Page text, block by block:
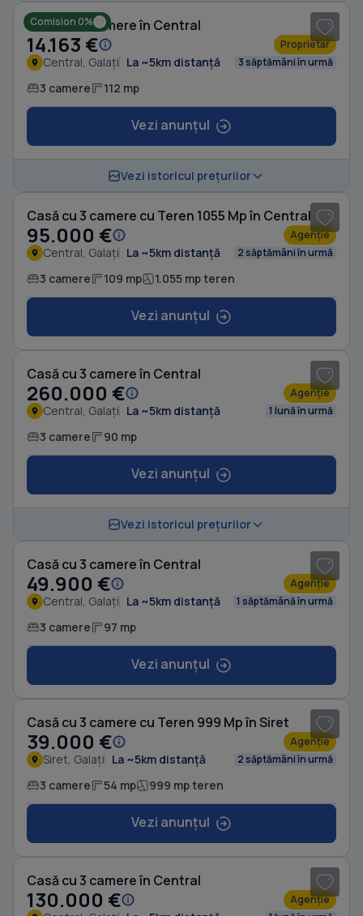
Comision 0%
Casă cu 3 camere în Central
14.163 € Proprietar
Central, Galați La ~5km distanță 3 săptămâni în urmă
3 camere 112 mp
Vezi anunțul
Vezi istoricul prețurilor
Casă cu 3 camere cu Teren 1055 Mp în Central
95.000 € Agenție
Central, Galați La ~5km distanță 2 săptămâni în urmă
3 camere 109 mp 1.055 mp teren
Vezi anunțul
Casă cu 3 camere în Central
260.000 € Agenție
Central, Galați La ~5km distanță 1 lună în urmă
3 camere 90 mp
Vezi anunțul
Vezi istoricul prețurilor
Casă cu 3 camere în Central
49.900 € Agenție
Central, Galați La ~5km distanță 1 săptămână în urmă
3 camere 97 mp
Vezi anunțul
Casă cu 3 camere cu Teren 999 Mp în Siret
39.000 € Agenție
Siret, Galați La ~5km distanță 2 săptămâni în urmă
3 camere 54 mp 999 mp teren
Vezi anunțul
Casă cu 3 camere în Central
130.000 € Agenție